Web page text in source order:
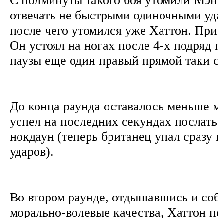
отвечать не быстрыми одиночными
после чего утомился уже Хаттон.
Он устоял на ногах после 4-х подряд
паузы еще один правый прямой таки
До конца раунда оставалось
успел на последних секундах
нокдаун (теперь британец упал
ударов).
Во втором раунде, отдышавшись и
морально-волевые качества, Хаттон